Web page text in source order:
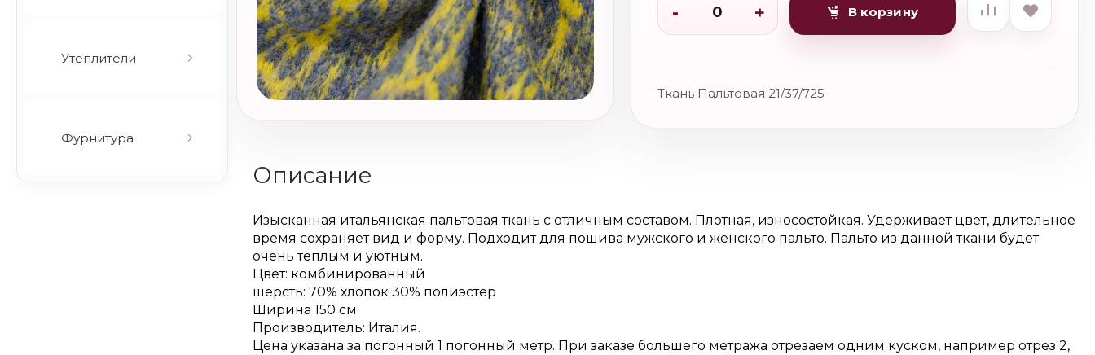
Утеплители
Фурнитура
- + В корзину
Ткань Пальтовая 21/37/725
Описание
Изысканная итальянская пальтовая ткань с отличным составом. Плотная, износостойкая. Удерживает цвет, длительное
время сохраняет вид и форму. Подходит для пошива мужского и женского пальто. Пальто из данной ткани будет
очень теплым и уютным.
Цвет: комбинированный
шерсть: 70% хлопок 30% полиэстер
Ширина 150 см
Производитель: Италия.
Цена указана за погонный 1 погонный метр. При заказе большего метража отрезаем одним куском, например отрез 2,